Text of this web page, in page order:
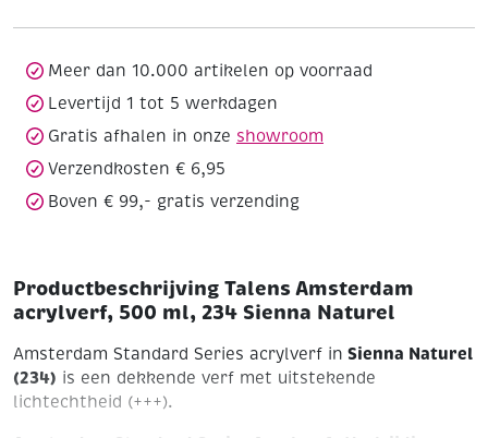
Sienna
Meer dan 10.000 artikelen op voorraad
Levertijd 1 tot 5 werkdagen
Gratis afhalen in onze showroom
Verzendkosten € 6,95
Boven € 99,- gratis verzending
Productbeschrijving Talens Amsterdam
acrylverf, 500 ml, 234 Sienna Naturel
Amsterdam Standard Series acrylverf in Sienna Naturel
(234) is een dekkende verf met uitstekende
lichtechtheid (+++).